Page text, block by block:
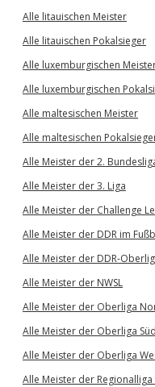
Alle litauischen Meister
Alle litauischen Pokalsieger
Alle luxemburgischen
Alle luxemburgischen
Alle maltesischen Meister
Alle maltesischen
Alle Meister der 2.
Alle Meister der 3. Liga
Alle Meister der Challenge
Alle Meister der DDR im
Alle Meister der DDR-
Alle Meister der NWSL
Alle Meister der Oberliga
Alle Meister der Oberliga Süd
Alle Meister der Oberliga
Alle Meister der Regionalliga